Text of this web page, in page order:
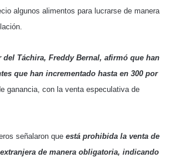
algunos alimentos para lucrarse de manera
del Táchira, Freddy Bernal, afirmó que han
que han incrementado hasta en 300 por
ganancia, con la venta especulativa de
señalaron que está prohibida la venta de
de manera obligatoria, indicando